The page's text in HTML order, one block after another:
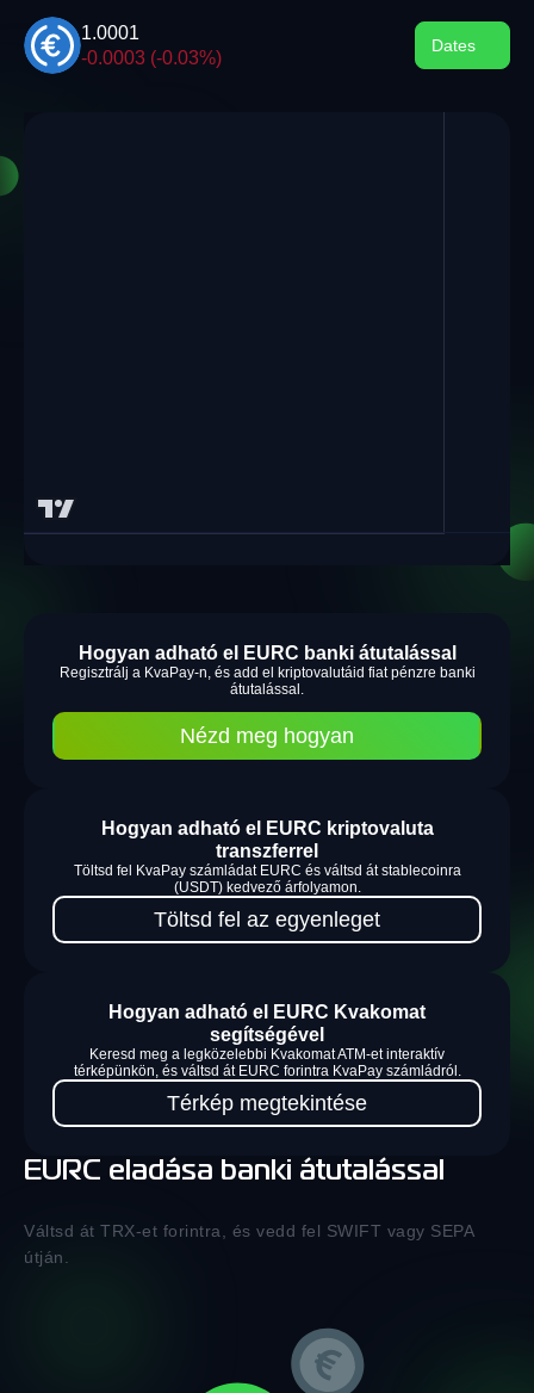
1.0001
-0.0003 (-0.03%)
Dates
EURC eladása banki átutalással
Váltsd át TRX-et forintra, és vedd fel SWIFT vagy SEPA
útján.
Hogyan adható el EURC banki átutalással
Regisztrálj a KvaPay-n, és add el kriptovalutáid fiat pénzre banki
átutalással.
Nézd meg hogyan
Hogyan adható el EURC kriptovaluta
transzferrel
Töltsd fel KvaPay számládat EURC és váltsd át stablecoinra
(USDT) kedvező árfolyamon.
Töltsd fel az egyenleget
Hogyan adható el EURC Kvakomat
segítségével
Keresd meg a legközelebbi Kvakomat ATM-et interaktív
térképünkön, és váltsd át EURC forintra KvaPay számládról.
Térkép megtekintése